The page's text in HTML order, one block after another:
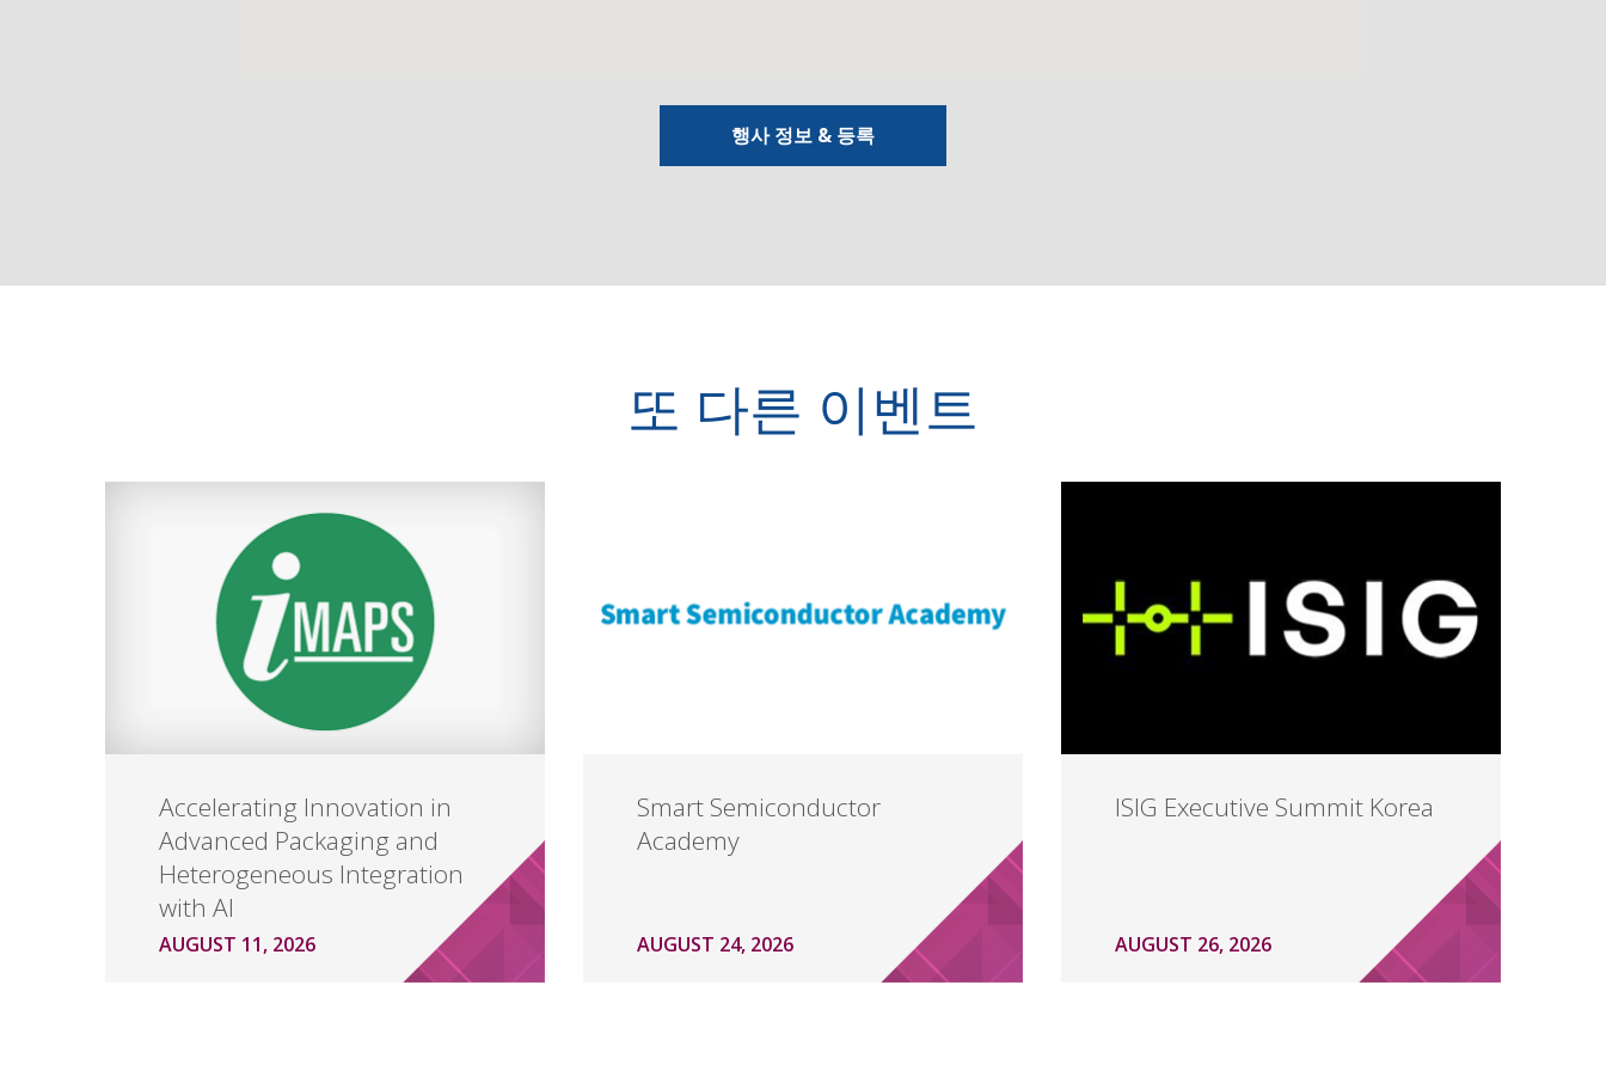
행사 정보 & 등록
또 다른 이벤트
Accelerating Innovation in
Advanced Packaging and
Heterogeneous Integration
with AI
AUGUST 11, 2026
Smart Semiconductor
Academy
AUGUST 24, 2026
ISIG Executive Summit Korea
AUGUST 26, 2026